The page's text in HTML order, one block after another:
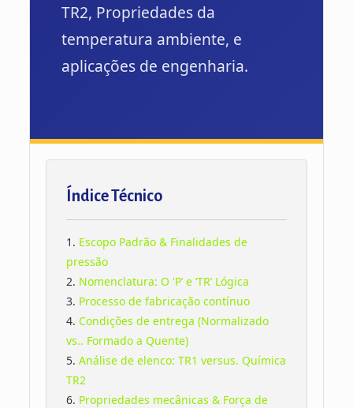
TR2, Propriedades da
temperatura ambiente, e
aplicações de engenharia.
Índice Técnico
1. Escopo Padrão & Finalidades de
pressão
2. Nomenclatura: O 'P’ e ‘TR’ Lógica
3. Processo de fabricação contínuo
4. Condições de entrega (Normalizado
vs.. Formado a Quente)
5. Análise de elenco: TR1 versus. Química
TR2
6. Propriedades mecânicas & Força de